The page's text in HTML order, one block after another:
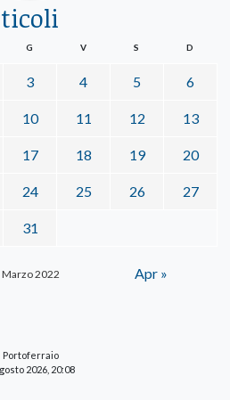
Marzo 2022
G V S D
3 4 5 6
10 11 12 13
17 18 19 20
24 25 26 27
31
Apr »
Portoferraio
2026, 20:08